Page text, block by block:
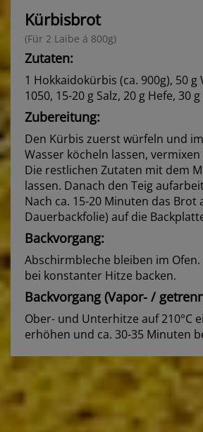
Kürbisbrot
(Für 2 Laibe á 800g)
Zutaten:
1 Hokkaidokürbis (ca. 900g), 50
1050, 15-20 g Salz, 20 g Hefe,
Zubereitung:
Den Kürbis zuerst würfeln und
Wasser köcheln lassen,
Die restlichen Zutaten mit dem
lassen. Danach den Teig
Nach ca. 15-20 Minuten das
Dauerbackfolie) auf die
Backvorgang:
Abschirmbleche bleiben im Ofen.
bei konstanter Hitze backen.
Backvorgang (Vapor- /
Ober- und Unterhitze auf 210°C
erhöhen und ca. 30-35 Minuten